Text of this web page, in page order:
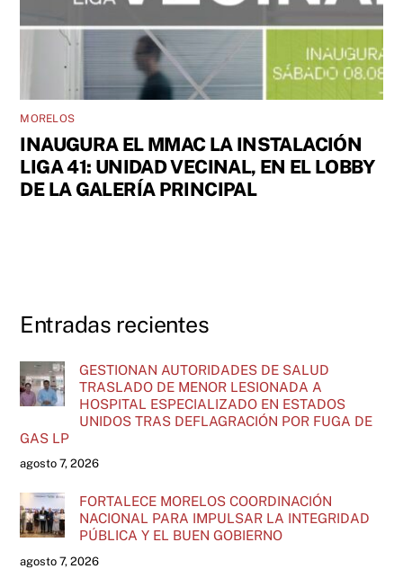
MORELOS
INAUGURA EL MMAC LA INSTALACIÓN
LIGA 41: UNIDAD VECINAL, EN EL LOBBY
DE LA GALERÍA PRINCIPAL
Entradas recientes
GESTIONAN AUTORIDADES DE SALUD
TRASLADO DE MENOR LESIONADA A
HOSPITAL ESPECIALIZADO EN ESTADOS
UNIDOS TRAS DEFLAGRACIÓN POR FUGA DE
GAS LP
agosto 7, 2026
FORTALECE MORELOS COORDINACIÓN
NACIONAL PARA IMPULSAR LA INTEGRIDAD
PÚBLICA Y EL BUEN GOBIERNO
agosto 7, 2026